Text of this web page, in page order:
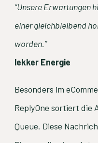
“Unsere Erwartungen
einer gleichbleibend
worden.”
lekker Energie
Besonders im
ReplyOne sortiert die
Queue. Diese